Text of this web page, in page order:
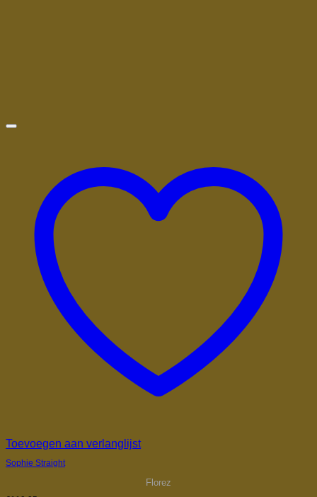
Toevoegen aan verlanglijst
Sophie Straight
Florez